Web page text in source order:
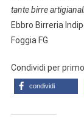
tante birre
Ebbro Birreria
Foggia FG
Condividi per
condividi